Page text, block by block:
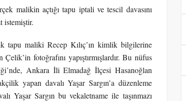
malikin açtığı tapu iptali ve tescil davasını
istemiştir.
tapu maliki Recep Kılıç’ın kimlik bilgilerine
fotoğrafını yapıştırmışlardır. Bu nüfus
Ankara İli Elmadağ İlçesi Hasanoğlan
yapan davalı Yaşar Sargın’a düzenleme
Yaşar Sargın bu vekaletname ile taşınmazı